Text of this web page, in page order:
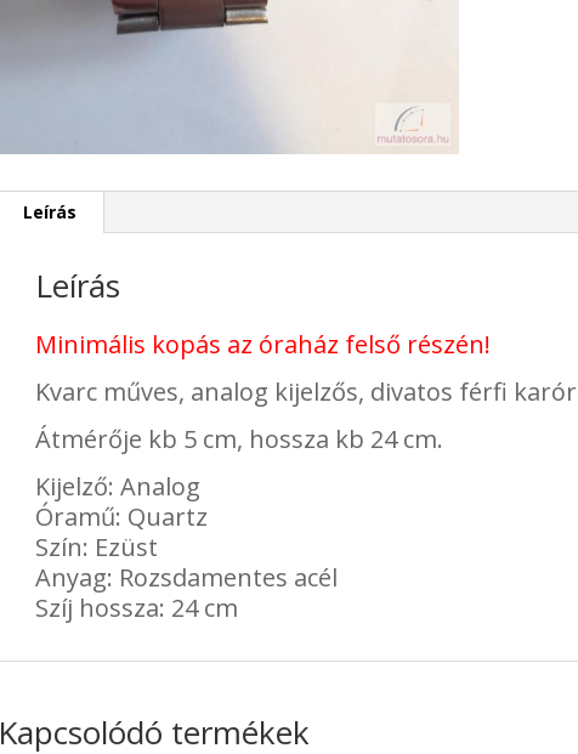
Leírás
Leírás
Minimális kopás az óraház felső részén!
Kvarc műves, analog kijelzős, divatos férfi
Átmérője kb 5 cm, hossza kb 24 cm.
Kijelző: Analog
Óramű: Quartz
Szín: Ezüst
Anyag: Rozsdamentes acél
Szíj hossza: 24 cm
Kapcsolódó termékek